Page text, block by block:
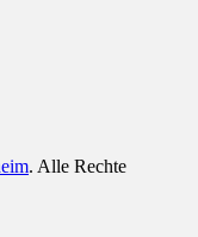
. Alle Rechte